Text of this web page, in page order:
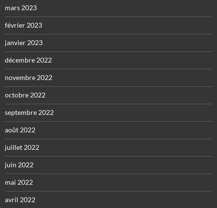
mars 2023
février 2023
janvier 2023
décembre 2022
novembre 2022
octobre 2022
septembre 2022
août 2022
juillet 2022
juin 2022
mai 2022
avril 2022